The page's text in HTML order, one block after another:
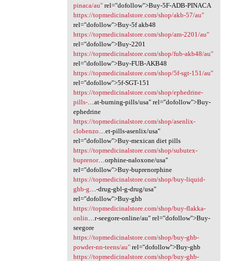
pinaca/au"rel="dofollow">Buy-5F-ADB-PINACA
https://topmedicinalstore.com/shop/akb-57/au"
rel="dofollow">Buy-5f akb48
https://topmedicinalstore.com/shop/am-2201/au"
rel="dofollow">Buy-2201
https://topmedicinalstore.com/shop/fub-akb48/au"
rel="dofollow">Buy-FUB-AKB48
https://topmedicinalstore.com/shop/5f-sgt-151/au"
rel="dofollow">5f-SGT-151
https://topmedicinalstore.com/shop/ephedrine-
pills-…at-burning-pills/usa" rel="dofollow">Buy-
ephedrine
https://topmedicinalstore.com/shop/asenlix-
clobenzo …et-pills-asenlix/usa"
rel="dofollow">Buy-mexican diet pills
https://topmedicinalstore.com/shop/subutex-
buprenor…orphine-naloxone/usa"
rel="dofollow">Buy-buprenorphine
https://topmedicinalstore.com/shop/buy-liquid-
ghb-g …-drug-gbl-g-drug/usa"
rel="dofollow">Buy-ghb
https://topmedicinalstore.com/shop/buy-flakka-
onlin …r-seegore-online/au" rel="dofollow">Buy-
seegore
https://topmedicinalstore.com/shop/buy-ghb-
powder-nn-teens/au"rel="dofollow">Buy-ghb
https://topmedicinalstore.com/shop/buy-ghb-